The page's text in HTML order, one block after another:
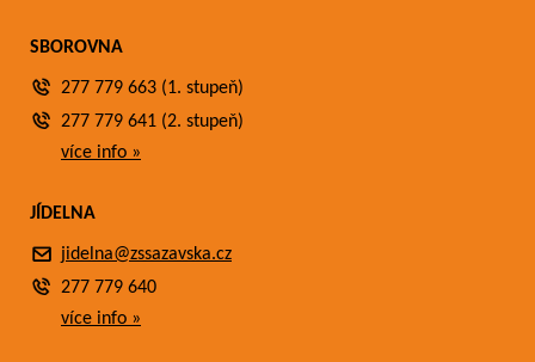
SBOROVNA
277 779 663 (1. stupeň)
277 779 641 (2. stupeň)
více info »
JÍDELNA
jidelna@zssazavska.cz
277 779 640
více info »